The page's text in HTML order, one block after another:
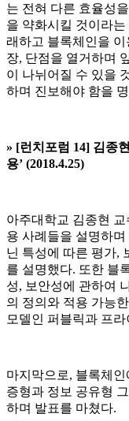
는 전혀 다른 효율성
을 약화시킬 것이라
래하고 블록체인을
장, 단점을 열거하며
이 나뉘어질 수 있을
하며 진보해야 함을
» [런치포럼 14] 김종
용’ (2018.4.25)
아주대학교 김종현
용 사례들을 설명하
닌 특성에 따른 평가,
를 설명했다. 또한 블
성, 보안성에 관하여
의 정의와 적용 가능
모델인 퍼블릭과 프
마지막으로, 블록체
증형과 정보 공유형
하며 발표를 마쳤다.